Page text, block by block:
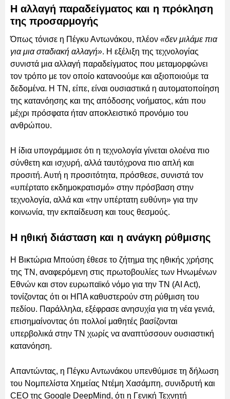
Η αλλαγή παραδείγματος και η πρόκληση
της προσαρμογής
Όπως τόνισε η Πέγκυ Αντωνάκου, πλέον «δεν μιλάμε πια
για μια σταδιακή αλλαγή». Η εξέλιξη της τεχνολογίας
συνιστά μια αλλαγή παραδείγματος που μεταμορφώνει
τον τρόπο με τον οποίο κατανοούμε και αξιοποιούμε τα
δεδομένα. Η ΤΝ, είπε, είναι ουσιαστικά η αυτοματοποίηση
της κατανόησης και της απόδοσης νοήματος, κάτι που
μέχρι πρόσφατα ήταν αποκλειστικό προνόμιο του
ανθρώπου.
Η ίδια υπογράμμισε ότι η τεχνολογία γίνεται ολοένα πιο
σύνθετη και ισχυρή, αλλά ταυτόχρονα πιο απλή και
προσιτή. Αυτή η προσιτότητα, πρόσθεσε, συνιστά τον
«υπέρτατο εκδημοκρατισμό» στην πρόσβαση στην
τεχνολογία, αλλά και «την υπέρτατη ευθύνη» για την
κοινωνία, την εκπαίδευση και τους θεσμούς.
Η ηθική διάσταση και η ανάγκη ρύθμισης
Η Βικτώρια Μπούση έθεσε το ζήτημα της ηθικής χρήσης
της ΤΝ, αναφερόμενη στις πρωτοβουλίες των Ηνωμένων
Εθνών και στον ευρωπαϊκό νόμο για την ΤΝ (AI Act),
τονίζοντας ότι οι ΗΠΑ καθυστερούν στη ρύθμιση του
πεδίου. Παράλληλα, εξέφρασε ανησυχία για τη νέα γενιά,
επισημαίνοντας ότι πολλοί μαθητές βασίζονται
υπερβολικά στην ΤΝ χωρίς να αναπτύσσουν ουσιαστική
κατανόηση.
Απαντώντας, η Πέγκυ Αντωνάκου υπενθύμισε τη δήλωση
του Νομπελίστα Χημείας Ντέμη Χασάμπη, συνιδρυτή και
CEO της Google DeepMind, ότι η Γενική Τεχνητή